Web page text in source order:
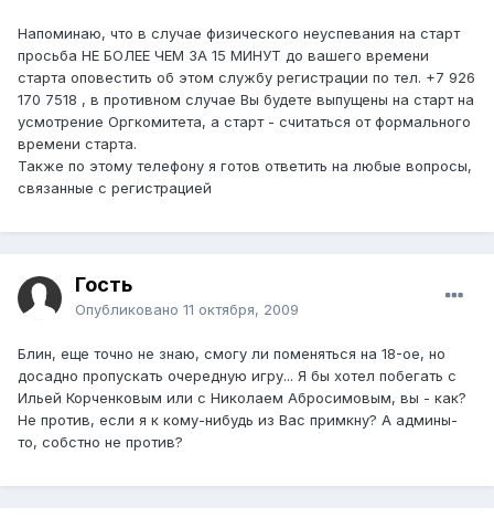
Напоминаю, что в случае физического неуспевания на старт
просьба НЕ БОЛЕЕ ЧЕМ ЗА 15 МИНУТ до вашего времени
старта оповестить об этом службу регистрации по тел. +7 926
170 7518 , в противном случае Вы будете выпущены на старт на
усмотрение Оргкомитета, а старт - считаться от формального
времени старта.
Также по этому телефону я готов ответить на любые вопросы,
связанные с регистрацией
Гость
Опубликовано 11 октября, 2009
Блин, еще точно не знаю, смогу ли поменяться на 18-ое, но
досадно пропускать очередную игру... Я бы хотел побегать с
Ильей Корченковым или с Николаем Абросимовым, вы - как?
Не против, если я к кому-нибудь из Вас примкну? А админы-
то, собстно не против?